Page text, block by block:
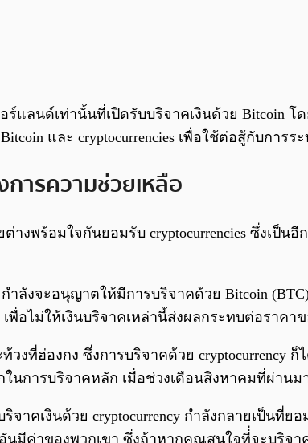
ร์แลนด์เท่านั้นที่เปิดรับบริจาคเงินด้วย Bitcoin
และ cryptocurrencies เพื่อใช้ต่อสู้กับการ
ารความช่วยเหลือ
งพร้อมใจกันยอมรับ cryptocurrencies ซึ่งเป็
ำลังจะอนุญาตให้มีการบริจาคด้วย Bitcoin
พื่อไม่ให้เงินบริจาคเหล่านี้ส่งผลกระทบต่อราคาข
งที่ฮ่องกง ซึ่งการบริจาคด้วย cryptocurrency ก็
ในการบริจาคหลัก เมื่อช่วงเดือนสิงหาคมที่ผ่านม
จาคเงินด้วย cryptocurrency กำลังกลายเป็น
นมีค่าของพวกเขา ซึ่งถ้าหากคุณสนใจที่่จะบริจา